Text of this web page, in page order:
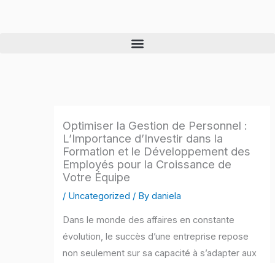
Optimiser la Gestion de Personnel :
L’Importance d’Investir dans la
Formation et le Développement des
Employés pour la Croissance de
Votre Équipe
/ Uncategorized / Bydaniela
Dans le monde des affaires en constante
évolution, le succès d’une entreprise repose
non seulement sur sa capacité à s’adapter aux